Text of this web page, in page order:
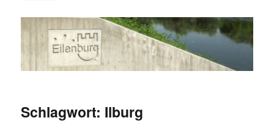
Schlagwort: Ilburg